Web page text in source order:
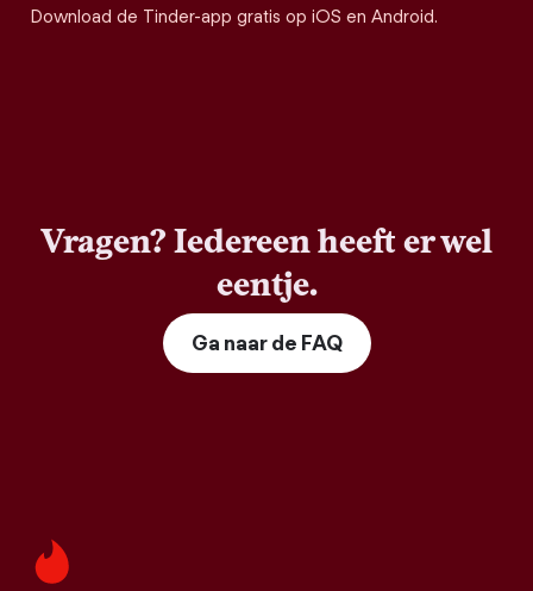
Download de Tinder-app gratis op iOS en Android.
Vragen? Iedereen heeft er wel
eentje.
Ga naar de FAQ